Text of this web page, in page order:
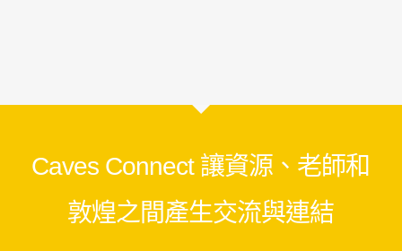
Caves Connect 讓資源、老師和
敦煌之間產生交流與連結